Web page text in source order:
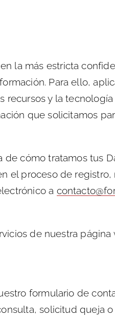
la más estricta
Para ello,
y la
que solicitamos
cómo tratamos tus
el proceso de
a
de nuestra
formulario de
solicitud queja